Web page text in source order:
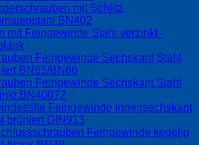
mit Schlitz
BN402
mit Feingewinde Stahl verzinkt -
Feingewinde Sechskant Stahl
BN65/BN66
Feingewinde Sechskant Stahl
BN40072
Feingewinde Innensechskant
brüniert DIN913
Feingewinde kegelig